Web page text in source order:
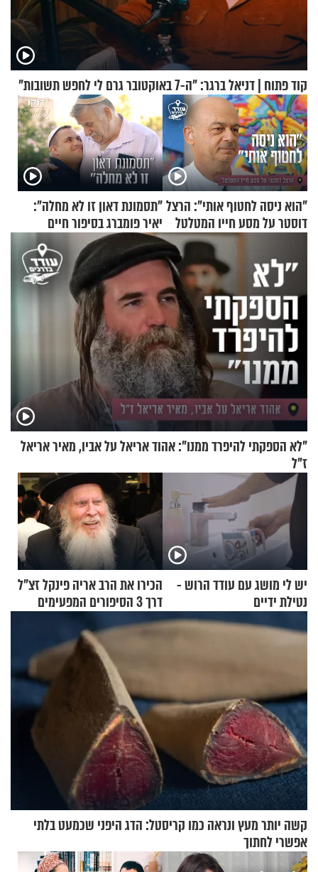
קוד פתוח | דניאל ברגר: "ה-7 באוקטובר גרם לי לחפש תשובות"
"הוא ניסה לחטוף אותי": הרצל
דוסטר על מסע חייו המטלטל
"תסמונת דאון זו לא מחלה":
יאיר פומברג בסיפור חיים
מעורר השראה
"לא הספקתי להיפרד ממנו": אהוד אריאל על אביו, מאיר אריאל
ז"ל
יש לי מושג עם עודד הרוש -
נטילת ידיים
הכירו את הרב אריה פינקל זצ"ל
דרך 3 הסיפורים המפעימים
האלה
קשה יותר מעץ ונראה כמו קריסטל: הדג היפני שכמעט בלתי
אפשרי לחתוך